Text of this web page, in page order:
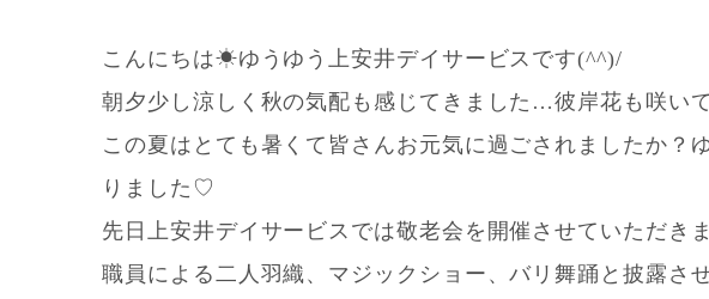
こんにちは☀ゆうゆう上安井デイサービスです(^^)/
朝夕少し涼しく秋の気配も感じてきました…彼岸花も咲いて
この夏はとても暑くて皆さんお元気に過ごされましたか？
りました♡
先日上安井デイサービスでは敬老会を開催させていただき
職員による二人羽織、マジックショー、バリ舞踊と披露さ